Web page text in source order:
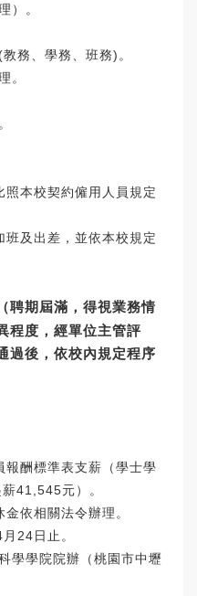
）。
務、學務、班務)。
。
本校契約僱用人員規定
及出差，並依本校規定
聘期屆滿，得視業務情
程度，經單位主管評
過後，依校內規定程序
酬標準表支薪（學士學
41,545元）。
依相關法令辦理。
24日止。
學學院院辦（桃園市中壢